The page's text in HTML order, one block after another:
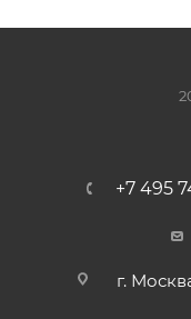
+7 495
г.